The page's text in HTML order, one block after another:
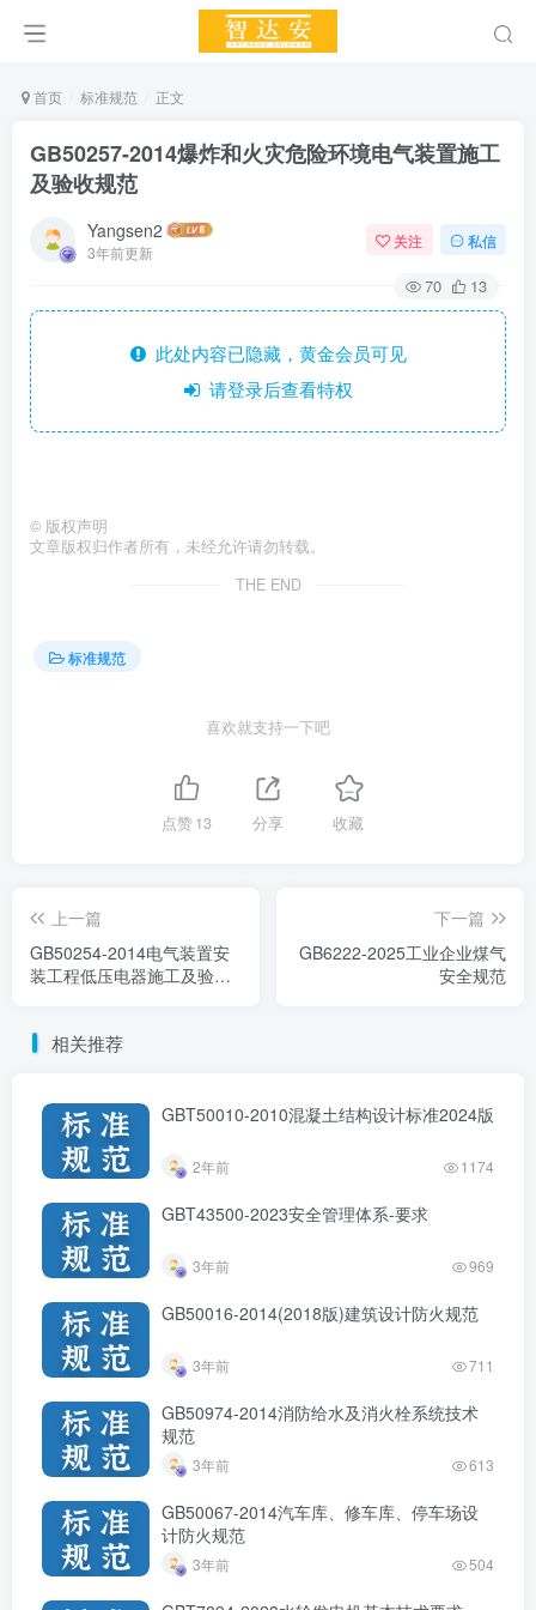
首页 标准规范 正文
GB50257-2014爆炸和火灾危险环境电气装置施工
及验收规范
Yangsen2
3年前更新
关注 私信
70 13
此处内容已隐藏，黄金会员可见
请登录后查看特权
© 版权声明
文章版权归作者所有，未经允许请勿转载。
THE END
标准规范
喜欢就支持一下吧
点赞13 分享 收藏
上一篇
GB50254-2014电气装置安
装工程低压电器施工及验收
下一篇
GB6222-2025工业企业煤气
安全规范
相关推荐
GBT50010-2010混凝土结构设计标准2024版
2年前 1174
GBT43500-2023安全管理体系-要求
3年前 969
GB50016-2014(2018版)建筑设计防火规范
3年前 711
GB50974-2014消防给水及消火栓系统技术
规范
3年前 613
GB50067-2014汽车库、修车库、停车场设
计防火规范
3年前 504